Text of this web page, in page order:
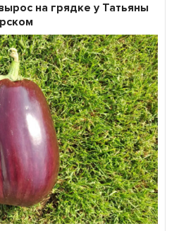
на грядке у Татьяны